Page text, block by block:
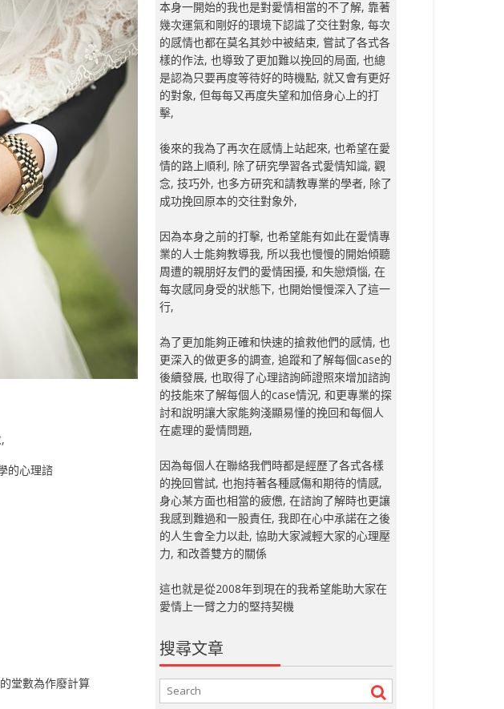
的心理諮
堂數為作廢計算
本身一開始的我也是對愛情相當的不了解, 靠著
幾次運氣和剛好的環境下認識了交往對象, 每次
的感情也都在莫名其妙中被結束, 嘗試了各式各
樣的作法, 也導致了更加難以挽回的局面, 也總
是認為只要再度等待好的時機點, 就又會有更好
的對象, 但每每又再度失望和加倍身心上的打
擊,
後來的我為了再次在感情上站起來, 也希望在愛
情的路上順利, 除了研究學習各式愛情知識, 觀
念, 技巧外, 也多方研究和請教專業的學者, 除了
成功挽回原本的交往對象外,
因為本身之前的打擊, 也希望能有如此在愛情專
業的人士能夠教導我, 所以我也慢慢的開始傾聽
周遭的親朋好友們的愛情困擾, 和失戀煩惱, 在
每次感同身受的狀態下, 也開始慢慢深入了這一
行,
為了更加能夠正確和快速的搶救他們的感情, 也
更深入的做更多的調查, 追蹤和了解每個case的
後續發展, 也取得了心理諮詢師證照來增加諮詢
的技能來了解每個人的case情況, 和更專業的探
討和說明讓大家能夠淺顯易懂的挽回和每個人
在處理的愛情問題,
因為每個人在聯絡我們時都是經歷了各式各樣
的挽回嘗試, 也抱持著各種感傷和期待的情感,
身心某方面也相當的疲憊, 在諮詢了解時也更讓
我感到難過和一股責任, 我即在心中承諾在之後
的人生會全力以赴, 協助大家減輕大家的心理壓
力, 和改善雙方的關係
這也就是從2008年到現在的我希望能助大家在
愛情上一臂之力的堅持契機
搜尋文章